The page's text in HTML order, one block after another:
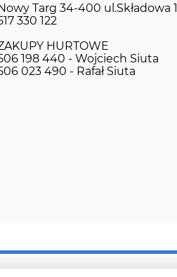
Targ 34-400 ul.Składowa 1
330 122
HURTOWE
198 440 - Wojciech Siuta
023 490 - Rafał Siuta